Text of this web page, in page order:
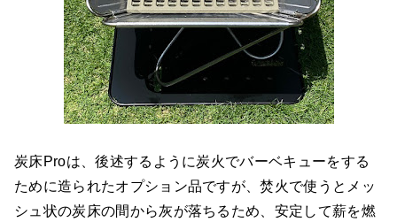
炭床Proは、後述するように炭火でバーベキューをする
ために造られたオプション品ですが、焚火で使うとメッ
シュ状の炭床の間から灰が落ちるため、安定して薪を燃